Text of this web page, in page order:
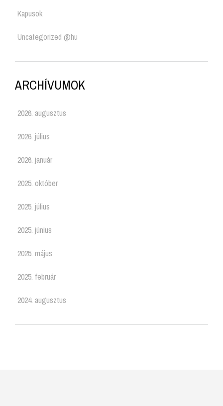
Kapusok
Uncategorized @hu
ARCHÍVUMOK
2026. augusztus
2026. július
2026. január
2025. október
2025. július
2025. június
2025. május
2025. február
2024. augusztus